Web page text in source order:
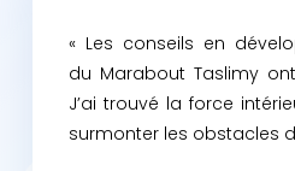
« Les conseils en
du Marabout Taslimy
J’ai trouvé la force
surmonter les obstacles